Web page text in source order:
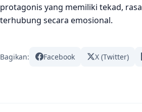
protagonis yang memiliki tekad,
terhubung secara emosional.
Bagikan: Facebook X (Twitter)